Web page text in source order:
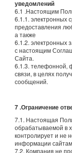
уведомлений
6.1 .Настоящим
6.1.1. электронных
предоставления
а также
6.1.2. электронных
с настоящим
Сайта.
6.1.3. телефонной,
связи, в целях
сообщений.
7 .Ограничение
7.1. Настоящая
обрабатываемой в
контролирует и не
информации
7.2. Компания не